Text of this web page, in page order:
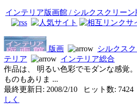
インテリア版画館 / シルクスクリーン
版画 シルクス
テリア
インテリア総合
作品は、 明るい色彩でモダンな感覚
ものもありま ...
最終更新日: 2008/2/10 ヒット数:
しく